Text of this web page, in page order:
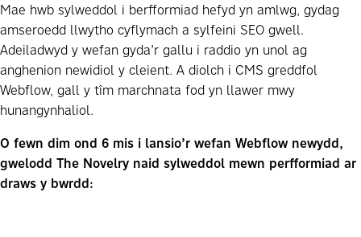
Mae hwb sylweddol i berfformiad hefyd yn amlwg, gydag
amseroedd llwytho cyflymach a sylfeini SEO gwell.
Adeiladwyd y wefan gyda’r gallu i raddio yn unol ag
anghenion newidiol y cleient. A diolch i CMS greddfol
Webflow, gall y tîm marchnata fod yn llawer mwy
hunangynhaliol.
O fewn dim ond 6 mis i lansio’r wefan Webflow newydd,
gwelodd The Novelry naid sylweddol mewn perfformiad ar
draws y bwrdd: